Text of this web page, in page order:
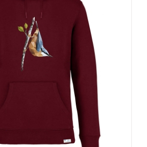
elegir
en
página
producto